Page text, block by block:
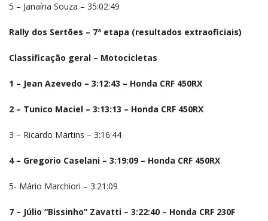
5 – Janaína Souza – 35:02:49
Rally dos Sertões – 7ª etapa (resultados extraoficiais)
Classificação geral – Motocicletas
1 – Jean Azevedo – 3:12:43 – Honda CRF 450RX
2 – Tunico Maciel – 3:13:13 – Honda CRF 450RX
3 – Ricardo Martins – 3:16:44
4 – Gregorio Caselani – 3:19:09 – Honda CRF 450RX
5- Mário Marchiori – 3:21:09
7 – Júlio “Bissinho” Zavatti – 3:22:40 – Honda CRF 230F